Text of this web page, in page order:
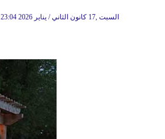
23:04 2026 السبت ,17 كانون الثاني / يناير